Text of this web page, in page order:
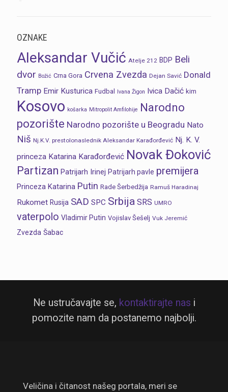
OZNAKE
Aleksandar Vučić Atelje 212 BDP Beli
dvor Božić Crna Gora Crvena Zvezda Dejan Savić Donald
Tramp Emir Kusturica Fudbal Ivana Žigon Ivica Dačić kim
Kosovo košarka Mitropolit Amfilohije
Narodno
pozorište Narodno pozorište u Beogradu Nato
Niš Nj.K.V. prestolonaslednik Aleksandar Karađorđević Nj. K. V.
princeza Katarina Karađorđević Novak Đoković
Partizan Patrijarh Irinej Patrijarh pavle premijera
Princeza Katarina Putin Rade Šerbedžija Ramuš Haradinaj
Rukomet Rusija SAD SPC Srbija SRS UMRO
vaterpolo Vladimir Putin Vojislav Šešelj Vuk Jeremić
Zvezda Šabac
Ne ustručavajte se, kontaktirajte nas i
pomozite nam da postanemo najbolji.
Veličina i čitanost našeg portala, meri se